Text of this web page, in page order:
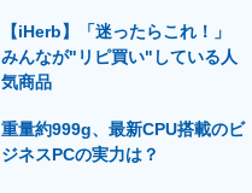
建設×テクノロジーの最前線
【iHerb】「迷ったらこれ！」
みんなが"リピ買い"している人
気商品
重量約999g、最新CPU搭載のビ
ジネスPCの実力は？